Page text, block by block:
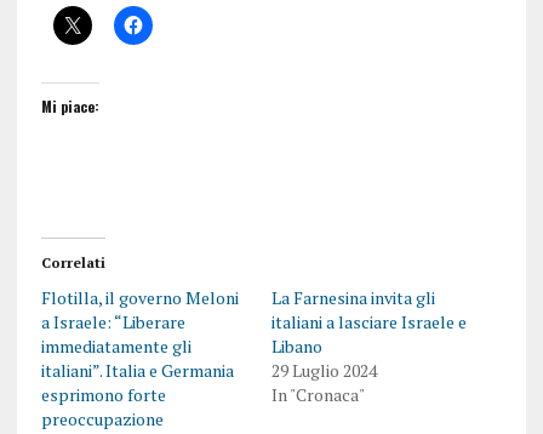
Mi piace:
Correlati
Flotilla, il governo Meloni
a Israele: “Liberare
immediatamente gli
italiani”. Italia e Germania
esprimono forte
preoccupazione
La Farnesina invita gli
italiani a lasciare Israele e
Libano
29 Luglio 2024
In "Cronaca"